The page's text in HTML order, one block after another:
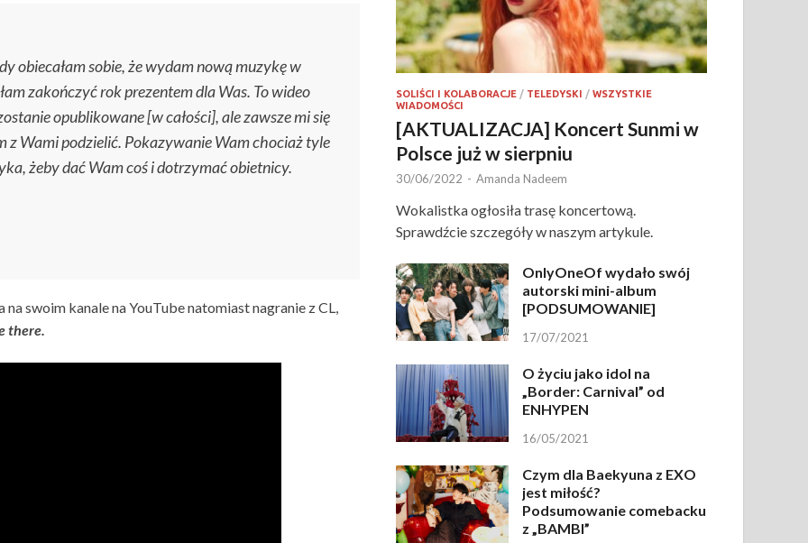
obiecałam sobie, że wydam nową muzykę w
zakończyć rok prezentem dla Was. To wideo
opublikowane [w całości], ale zawsze mi się
z Wami podzielić. Pokazywanie Wam chociaż tyle
żeby dać Wam coś i dotrzymać obietnicy.
swoim kanale na YouTube natomiast nagranie z CL,
there.
SOLIŚCI I KOLABORACJE / TELEDYSKI /WSZYSTKIE
WIADOMOŚCI
[AKTUALIZACJA] Koncert Sunmi w
Polsce już w sierpniu
30/06/2022 - Amanda Nadeem
Wokalistka ogłosiła trasę koncertową.
Sprawdźcie szczegóły w naszym artykule.
OnlyOneOf wydało swój
autorski mini-album
[PODSUMOWANIE]
17/07/2021
O życiu jako idol na
„Border: Carnival” od
ENHYPEN
16/05/2021
Czym dla Baekyuna z EXO
jest miłość?
Podsumowanie comebacku
z „BAMBI”